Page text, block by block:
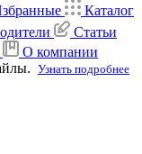
Каталог
Статьи
О компании
Узнать подробнее